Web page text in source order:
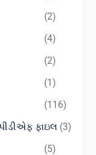
(2)
(4)
(2)
(1)
(116)
ફાઇલ(3)
(5)